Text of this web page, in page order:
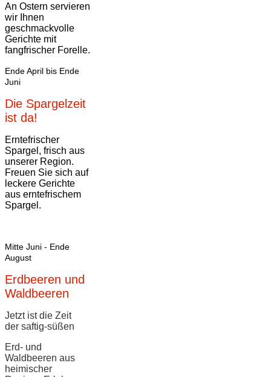
An Ostern servieren
wir Ihnen
geschmackvolle
Gerichte mit
fangfrischer Forelle.
Ende April bis Ende
Juni
Die Spargelzeit
ist da!
Erntefrischer
Spargel, frisch aus
unserer Region.
Freuen Sie sich auf
leckere Gerichte
aus erntefrischem
Spargel.​
Mitte Juni - Ende
August
Erdbeeren und
Waldbeeren
Jetzt ist die Zeit
der saftig-süßen
Erd- und
Waldbeeren aus
heimischer